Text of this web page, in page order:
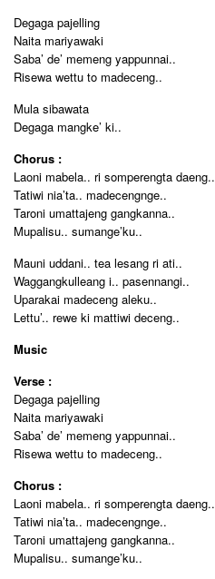
Degaga pajelling
Naita mariyawaki
Saba’ de’ memeng yappunnai..
Risewa wettu to madeceng..
Mula sibawata
Degaga mangke’ ki..
Chorus :
Laoni mabela.. ri somperengta daeng..
Tatiwi nia’ta.. madecengnge..
Taroni umattajeng gangkanna..
Mupalisu.. sumange’ku..
Mauni uddani.. tea lesang ri ati..
Waggangkulleang i.. pasennangi..
Uparakai madeceng aleku..
Lettu’.. rewe ki mattiwi deceng..
Music
Verse :
Degaga pajelling
Naita mariyawaki
Saba’ de’ memeng yappunnai..
Risewa wettu to madeceng..
Chorus :
Laoni mabela.. ri somperengta daeng..
Tatiwi nia’ta.. madecengnge..
Taroni umattajeng gangkanna..
Mupalisu.. sumange’ku..